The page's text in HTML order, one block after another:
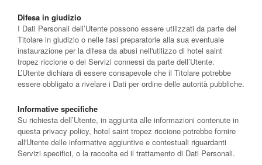
Difesa in giudizio
I Dati Personali dell’Utente possono essere utilizzati da parte del
Titolare in giudizio o nelle fasi preparatorie alla sua eventuale
instaurazione per la difesa da abusi nell'utilizzo di hotel saint
tropez riccione o dei Servizi connessi da parte dell’Utente.
L’Utente dichiara di essere consapevole che il Titolare potrebbe
essere obbligato a rivelare i Dati per ordine delle autorità pubbliche.
Informative specifiche
Su richiesta dell’Utente, in aggiunta alle informazioni contenute in
questa privacy policy, hotel saint tropez riccione potrebbe fornire
all'Utente delle informative aggiuntive e contestuali riguardanti
Servizi specifici, o la raccolta ed il trattamento di Dati Personali.